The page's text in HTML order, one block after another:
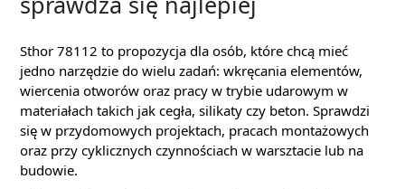
Sthor 78112 to propozycja dla osób, które chcą mieć
jedno narzędzie do wielu zadań: wkręcania elementów,
wiercenia otworów oraz pracy w trybie udarowym w
materiałach takich jak cegła, silikaty czy beton. Sprawdzi
się w przydomowych projektach, pracach montażowych
oraz przy cyklicznych czynnościach w warsztacie lub na
budowie.